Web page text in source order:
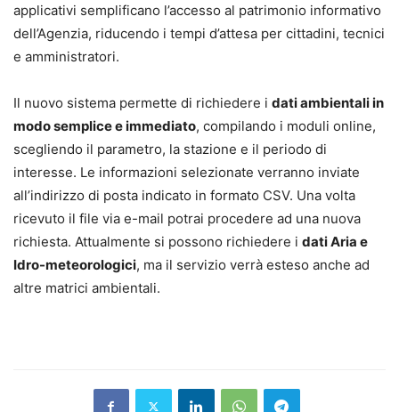
applicativi semplificano l’accesso al patrimonio informativo
dell’Agenzia, riducendo i tempi d’attesa per cittadini, tecnici
e amministratori.
Il nuovo sistema permette di richiedere i dati ambientali in
modo semplice e immediato, compilando i moduli online,
scegliendo il parametro, la stazione e il periodo di
interesse. Le informazioni selezionate verranno inviate
all’indirizzo di posta indicato in formato CSV. Una volta
ricevuto il file via e-mail potrai procedere ad una nuova
richiesta. Attualmente si possono richiedere i dati Aria e
Idro-meteorologici, ma il servizio verrà esteso anche ad
altre matrici ambientali.